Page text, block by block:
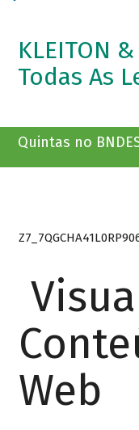
KLEITON
Todas As
Quintas no
Web